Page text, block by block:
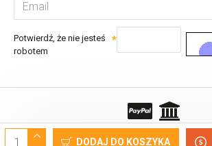
DODAJ DO KOSZYKA
Potwierdź, że nie jesteś
robotem
Copyrights © VTS Sp. z o.o.